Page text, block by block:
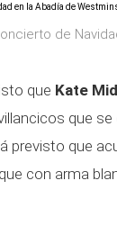
de
que Kate
que
previsto que
con arma